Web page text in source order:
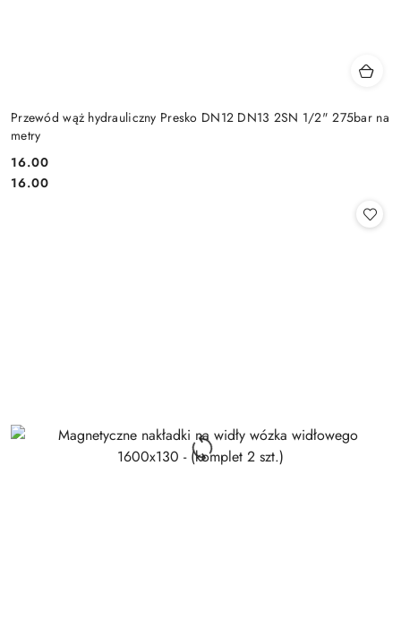
Przewód wąż hydrauliczny Presko DN12 DN13 2SN 1/2" 275bar na
metry
Cena:
16.00
Cena:
16.00